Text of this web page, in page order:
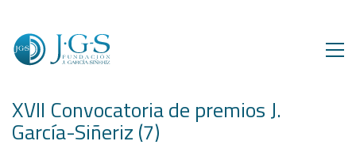
XVII Convocatoria de premios J.
García-Siñeriz (7)